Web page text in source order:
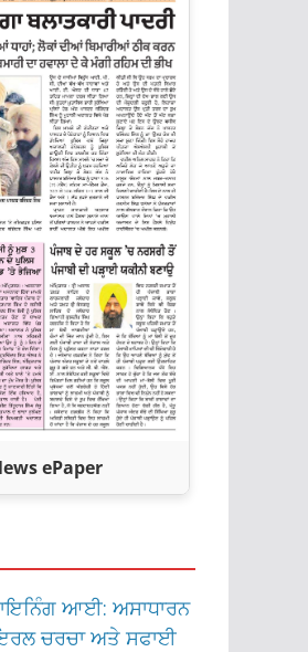
ePaper
ਆਈ: ਅਸਾਧਾਰਨ
ਚਰਚਾ ਅਤੇ ਸਫਾਈ